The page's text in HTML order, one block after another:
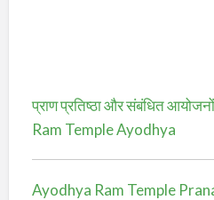
प्राण प्रतिष्ठा और संबंधित
Ram Temple Ayodhya
Ayodhya Ram Temple